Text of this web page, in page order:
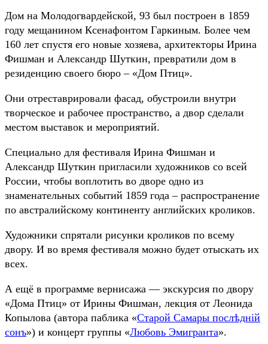
Дом на Молодогвардейской, 93 был построен в 1859
году мещанином Ксенафонтом Гаркиным. Более чем
160 лет спустя его новые хозяева, архитекторы Ирина
Фишман и Александр Шуткин, превратили дом в
резиденцию своего бюро – «Дом Птиц».
Они отреставрировали фасад, обустроили внутри
творческое и рабочее пространство, а двор сделали
местом выставок и мероприятий.
Специально для фестиваля Ирина Фишман и
Александр Шуткин пригласили художников со всей
России, чтобы воплотить во дворе одно из
знаменательных событий 1859 года – распространение
по австралийскому континенту английских кроликов.
Художники спрятали рисунки кроликов по всему
двору. И во время фестиваля можно будет отыскать их
всех.
А ещё в программе вернисажа — экскурсия по двору
«Дома Птиц» от Ирины Фишман, лекция от Леонида
Копылова (автора паблика «Старой Самары послѣдній
сонъ») и концерт группы «Любовь Эмигранта».